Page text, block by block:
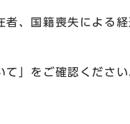
、国籍喪失による経
て」をご確認くだ